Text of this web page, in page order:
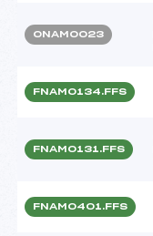
ONAM0023
FNAM0134.FFS
FNAM0131.FFS
FNAM0401.FFS